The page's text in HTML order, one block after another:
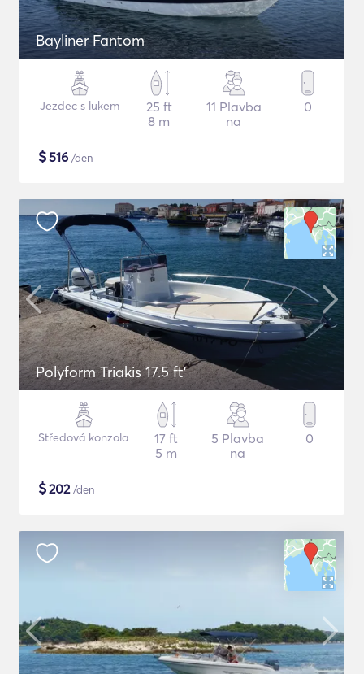
Bayliner Fantom
Jezdec s lukem
25 ft
8 m
11 Plavba
na
0
$516 /den
Polyform Triakis 17.5 ft'
Středová konzola
17 ft
5 m
5 Plavba
na
0
$202/den